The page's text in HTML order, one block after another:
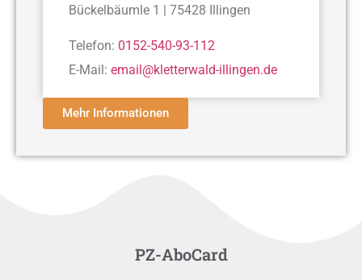
Bückelbäumle 1 | 75428 Illingen
Telefon: 0152-540-93-112
E-Mail: email@kletterwald-illingen.de
Mehr Informationen
PZ-AboCard